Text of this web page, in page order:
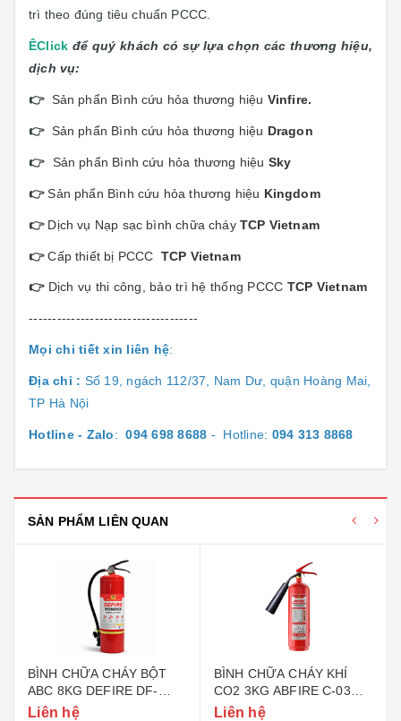
trì theo đúng tiêu chuẩn PCCC.
ÊClick để quý khách có sự lựa chọn các thương hiệu,
dịch vụ:
👉 Sản phẩn Bình cứu hỏa thương hiệu Vinfire.
👉 Sản phẩn Bình cứu hỏa thương hiệu Dragon
👉 Sản phẩn Bình cứu hỏa thương hiệu Sky
👉Sản phẩn Bình cứu hỏa thương hiệu Kingdom
👉 Dịch vụ Nạp sạc bình chữa cháy TCP Vietnam
👉Cấp thiết bị PCCC TCP Vietnam
👉 Dịch vụ thi công, bảo trì hệ thống PCCC TCP Vietnam
------------------------------------
Mọi chi tiết xin liên hệ:
Địa chỉ : Số 19, ngách 112/37, Nam Dư, quận Hoàng Mai,
TP Hà Nội
Hotline - Zalo:094 698 8688 - Hotline: 094 313 8868
SẢN PHẨM LIÊN QUAN
BÌNH CHỮA CHÁY BỘT
ABC 8KG DEFIRE DF-
ABC8 (BỘ CÔNG AN)
Liên hệ
BÌNH CHỮA CHÁY KHÍ
CO2 3KG ABFIRE C-03
(TEM BỘ CÔNG AN)
Liên hệ